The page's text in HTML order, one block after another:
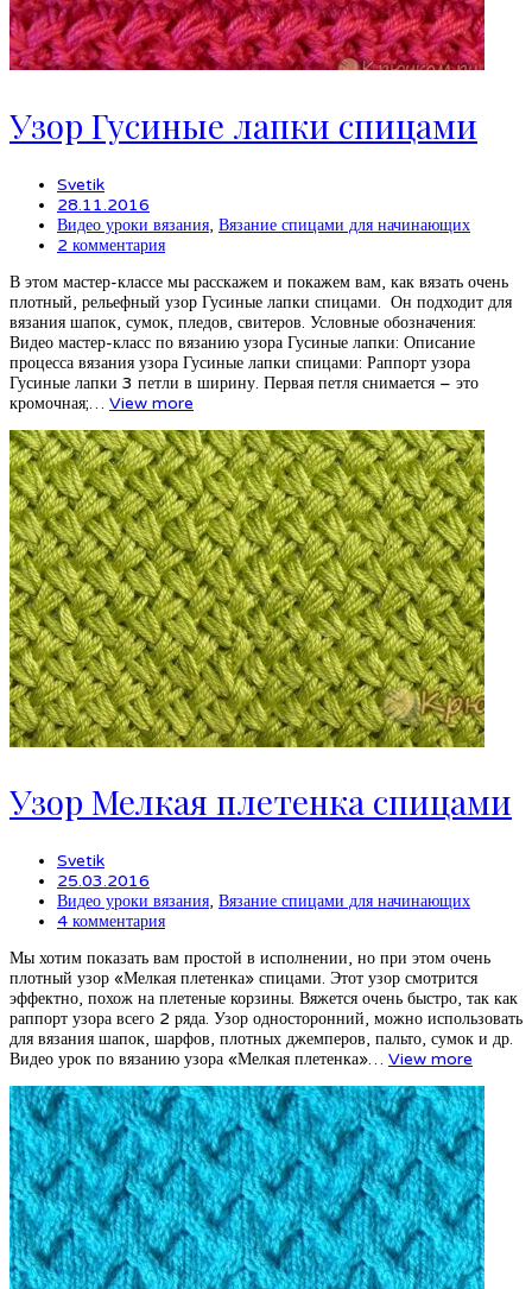
Узор Гусиные лапки спицами
Svetik
28.11.2016
Видео уроки вязания, Вязание спицами для начинающих
2 комментария
В этом мастер-классе мы расскажем и покажем вам, как вязать очень
плотный, рельефный узор Гусиные лапки спицами. Он подходит для
вязания шапок, сумок, пледов, свитеров. Условные обозначения:
Видео мастер-класс по вязанию узора Гусиные лапки: Описание
процесса вязания узора Гусиные лапки спицами: Раппорт узора
Гусиные лапки 3 петли в ширину. Первая петля снимается – это
кромочная;… View more
Узор Мелкая плетенка спицами
Svetik
25.03.2016
Видео уроки вязания, Вязание спицами для начинающих
4 комментария
Мы хотим показать вам простой в исполнении, но при этом очень
плотный узор «Мелкая плетенка» спицами. Этот узор смотрится
эффектно, похож на плетеные корзины. Вяжется очень быстро, так как
раппорт узора всего 2 ряда. Узор односторонний, можно использовать
для вязания шапок, шарфов, плотных джемперов, пальто, сумок и др.
Видео урок по вязанию узора «Мелкая плетенка»… View more